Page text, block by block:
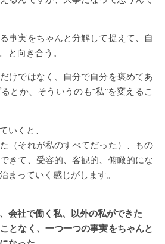
事実をちゃんと分解して捉えて、自
と向き合う。
けではなく、自分で自分を褒めてあ
とか、そういうのも”私”を変えるこ
いくと、
（それが私のすべてだった）、もの
きて、受容的、客観的、俯瞰的にな
まっていく感じがします。
会社で働く私、以外の私ができた
となく、一つ一つの事実をちゃんと